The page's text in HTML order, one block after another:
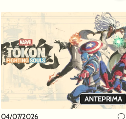
ANTEPRIMA
04/07/2026